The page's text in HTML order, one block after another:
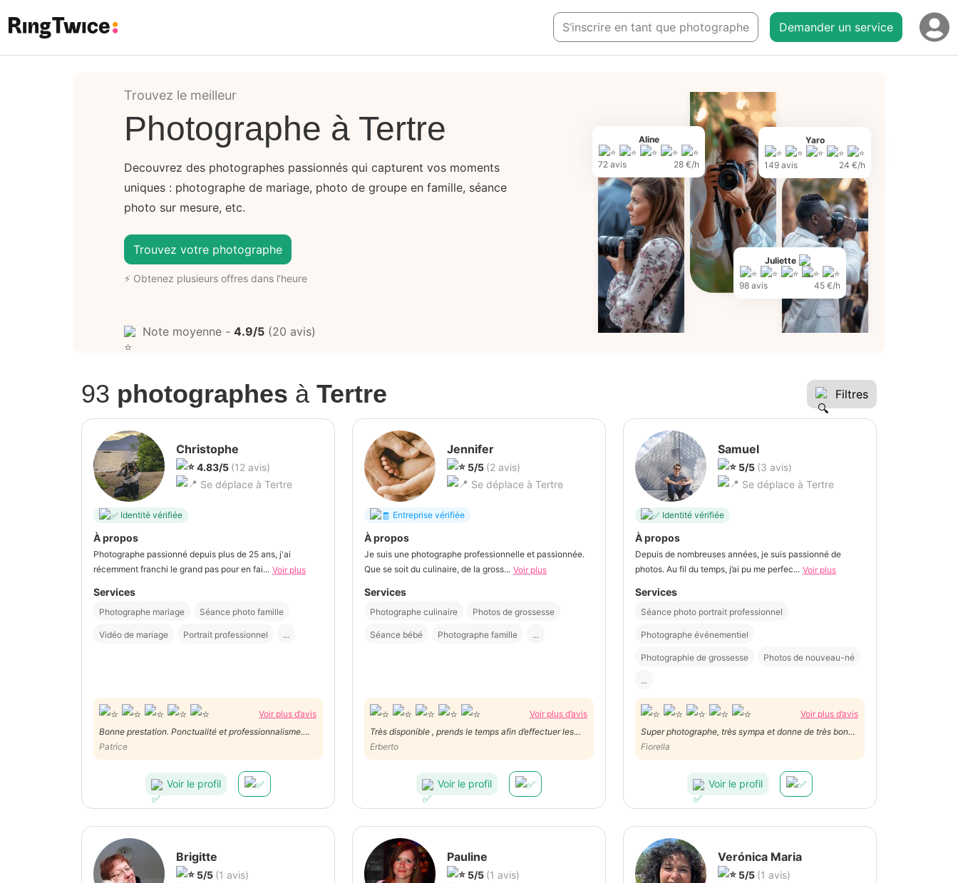
S’inscrire en tant que photographe Demander un service
Aline
72 avis 28 €/h
Juliette
98 avis 45 €/h
Yaro
149 avis 24 €/h
Trouvez le meilleur
Photographe à Tertre
Decouvrez des photographes passionnés qui capturent vos moments
uniques : photographe de mariage, photo de groupe en famille, séance
photo sur mesure, etc.
Trouvez votre photographe
⚡ Obtenez plusieurs offres dans l’heure
Note moyenne - 4.9/5 (20 avis)
93 photographes à Tertre Filtres
Christophe
4.83/5 (12 avis)
Se déplace à Tertre
Identité vérifiée
À propos
Photographe passionné depuis plus de 25 ans, j'ai
récemment franchi le grand pas pour en fai... Voir plus
Services
Photographe mariage Séance photo famille
Vidéo de mariage Portrait professionnel ...
Voir plus d’avis
Bonne prestation. Ponctualité et professionnalisme.
Merci. Patrice.
Patrice
Voir le profil
Jennifer
5/5 (2 avis)
Se déplace à Tertre
Entreprise vérifiée
À propos
Je suis une photographe professionnelle et passionnée.
Que se soit du culinaire, de la gross... Voir plus
Services
Photographe culinaire Photos de grossesse
Séance bébé Photographe famille ...
Voir plus d’avis
Très disponible , prends le temps afin d’effectuer les
meilleures poses. Ravi de la prestation. Merci!
Erberto
Voir le profil
Samuel
5/5 (3 avis)
Se déplace à Tertre
Identité vérifiée
À propos
Depuis de nombreuses années, je suis passionné de
photos. Au fil du temps, j’ai pu me perfec... Voir plus
Services
Séance photo portrait professionnel
Photographe événementiel
Photographie de grossesse Photos de nouveau-né
...
Voir plus d’avis
Super photographe, très sympa et donne de très bon
conseils de poses, je le recommande vivement
Fiorella
Voir le profil
Brigitte
5/5 (1 avis)
Pauline
5/5 (1 avis)
Verónica Maria
5/5 (1 avis)